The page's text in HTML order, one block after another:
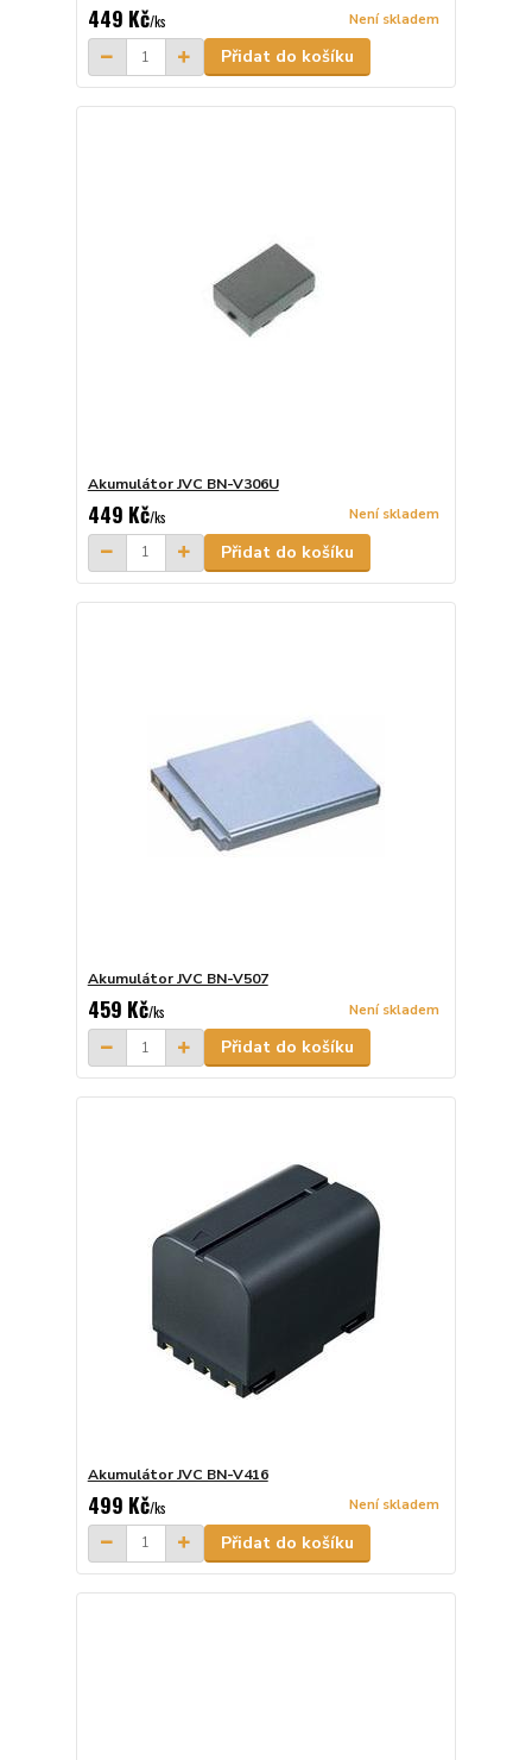
449 Kč/ks Není skladem
Přidat do košíku
Akumulátor JVC BN-V306U
449 Kč/ks Není skladem
Přidat do košíku
Akumulátor JVC BN-V507
459 Kč/ks Není skladem
Přidat do košíku
Akumulátor JVC BN-V416
499 Kč/ks Není skladem
Přidat do košíku